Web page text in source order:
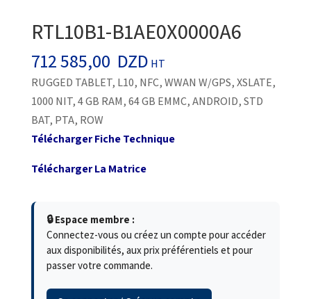
RTL10B1-B1AE0X0000A6
712 585,00 DZD HT
RUGGED TABLET, L10, NFC, WWAN W/GPS, XSLATE,
1000 NIT, 4 GB RAM, 64 GB EMMC, ANDROID, STD
BAT, PTA, ROW
Télécharger Fiche Technique
Télécharger La Matrice
🔒 Espace membre :
Connectez-vous ou créez un compte pour accéder
aux disponibilités, aux prix préférentiels et pour
passer votre commande.